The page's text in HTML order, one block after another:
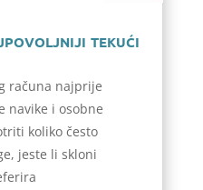
tekući
računa najprije
navike i osobne
koliko često
jeste li skloni